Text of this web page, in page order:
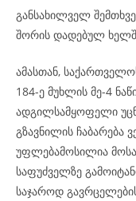
განსახილველ
შორის დადებულ
ამასთან,
184-ე მუხლის მე-4
ადგილსამყოფელი
გზავნილის ჩაბარება
უფლებამოსილია
საფუძველზე
საჯაროდ